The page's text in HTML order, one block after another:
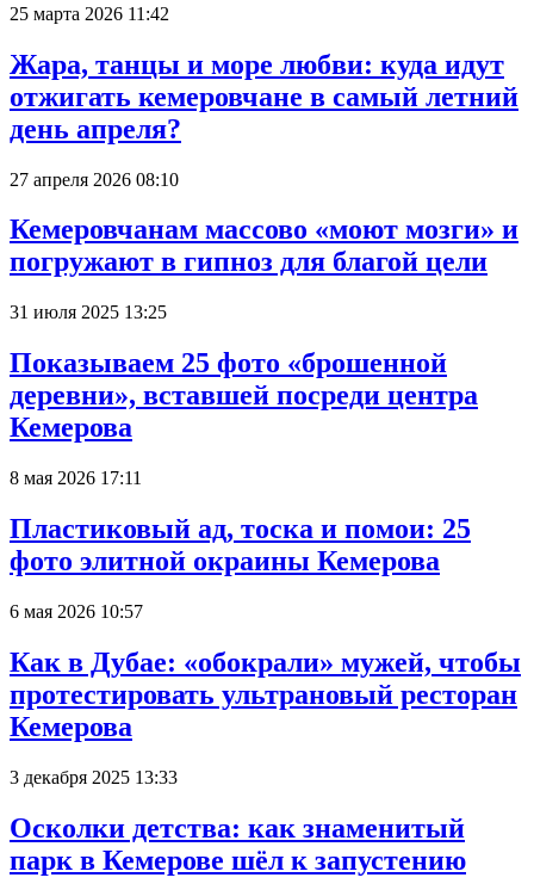
25 марта 2026 11:42
Жара, танцы и море любви: куда идут
отжигать кемеровчане в самый летний
день апреля?
27 апреля 2026 08:10
Кемеровчанам массово «моют мозги» и
погружают в гипноз для благой цели
31 июля 2025 13:25
Показываем 25 фото «брошенной
деревни», вставшей посреди центра
Кемерова
8 мая 2026 17:11
Пластиковый ад, тоска и помои: 25
фото элитной окраины Кемерова
6 мая 2026 10:57
Как в Дубае: «обокрали» мужей, чтобы
протестировать ультрановый ресторан
Кемерова
3 декабря 2025 13:33
Осколки детства: как знаменитый
парк в Кемерове шёл к запустению